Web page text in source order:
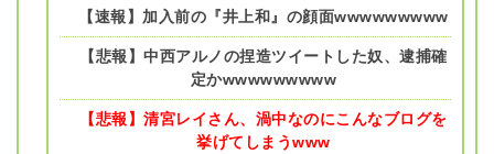
【速報】加入前の『井上和』の顔面wwwwwwwww
【悲報】中西アルノの捏造ツイートした奴、逮捕確
定かwwwwwwwww
【悲報】清宮レイさん、渦中なのにこんなブログを
挙げてしまうwww